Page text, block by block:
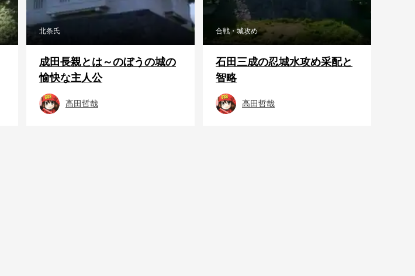
北条氏
成田長親とは～のぼうの城の
愉快な主人公
高田哲哉
合戦・城攻め
石田三成の忍城水攻め采配と
智略
高田哲哉